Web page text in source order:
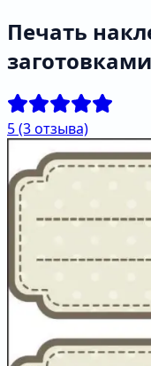
Печать
заготовками
5(3 отзыва)